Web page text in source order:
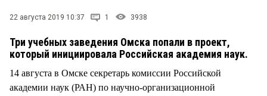
22 августа 2019 10:37 1 3938
Три учебных заведения Омска попали в проект,
который инициировала Российская академия наук.
14 августа в Омске секретарь комиссии Российской
академии наук (РАН) по научно-организационной